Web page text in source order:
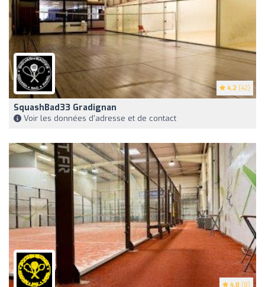
4.2 (42)
SquashBad33 Gradignan
Voir les données d'adresse et de contact
4.8 (8)